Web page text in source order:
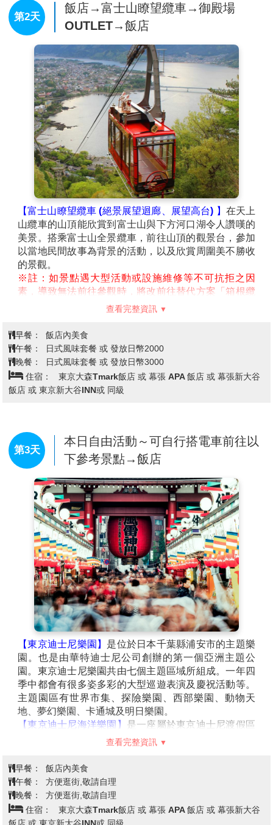
第2天
飯店→富士山瞭望纜車→御殿場
OUTLET→飯店
【富士山瞭望纜車 (絕景展望迴廊、展望高台) 】 在天上
山纜車的山頂能欣賞到富士山與下方河口湖令人讚嘆的
美景。搭乘富士山全景纜車，前往山頂的觀景台，參加
以當地民間故事為背景的活動，以及欣賞周圍美不勝收
的景觀。
※註：如景點遇大型活動或設施維修等不可抗拒之因
素，導致無法前往參觀時，將改前往替代方案「箱根纜
車」搭乘參觀，造成不便，敬請見諒。
之因素，導致原定行程及替代方案都無法如期前往參觀
時，將退還門票及體驗等團體費用(大人700日幣/12歲以
下500日幣)，不便之處，敬請理解。
【御殿場OUTLET】
以北美街景為設計主題的暢貨中心
總面積占地約12萬坪，擁有購物商場、飯店、溫泉設
查看完整資訊
早餐：
飯店內美食
午餐：
日式風味套餐 或 發放日幣2000
晚餐：
日式風味套餐 或 發放日幣3000
住宿：
東京大森Tmark飯店 或 幕張 APA 飯店 或 幕張新大谷
飯店 或 東京新大谷INN或 同級
第3天
本日自由活動～可自行搭電車前往以
下參考景點→飯店
【東京迪士尼樂園】 是位於日本千葉縣浦安市的主題樂
園。也是由華特迪士尼公司創辦的第一個亞洲主題公
園。東京迪士尼樂園共由七個主題區域所組成。一年四
季中都會有很多姿多彩的大型巡遊表演及慶祝活動等。
主題園區有世界市集、探險樂園、西部樂園、動物天
地、夢幻樂園、卡通城及明日樂園。
【東京迪士尼海洋樂園】 是一座屬於東京迪士尼渡假區
的主題樂園，地點位於日本千葉縣的浦安市，樂園的口
成為全世界最多遊客、以及最受歡迎的迪士尼主題樂園
之一。這是東京迪士尼渡假區中開幕的第二座樂園，同
時也是全世界第九座開幕的迪士尼主題樂園。樂園內主
要分成七個「主題海港」區域。
【注意事項】
查看完整資訊
早餐：
飯店內美食
午餐：
方便逛街,敬請自理
晚餐：
方便逛街,敬請自理
住宿：
東京大森Tmark飯店 或 幕張 APA 飯店 或 幕張新大谷